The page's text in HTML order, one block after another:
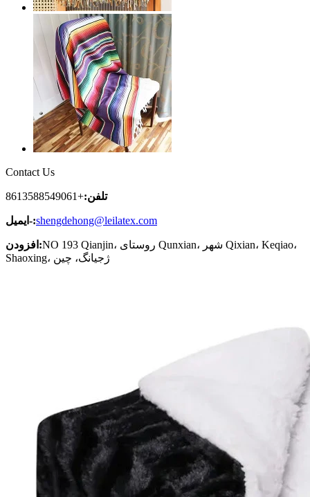
Contact Us
تلفن:+8613588549061
ایمیل-:shengdehong@leilatex.com
افزودن:NO 193 Qianjin، روستای Qunxian، شهر Qixian، Keqiao،
Shaoxing، ژجیانگ، چین